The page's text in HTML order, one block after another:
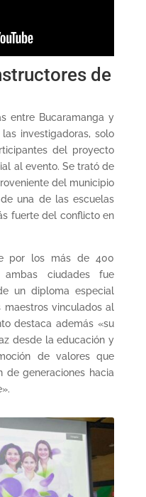
de
entre Bucaramanga y
investigadoras, solo
del proyecto
al evento. Se trató de
del municipio
una de las escuelas
fuerte del conflicto en
por los más de 400
ciudades fue
un diploma especial
vinculados al
destaca además «su
desde la educación y
de valores que
de generaciones hacia